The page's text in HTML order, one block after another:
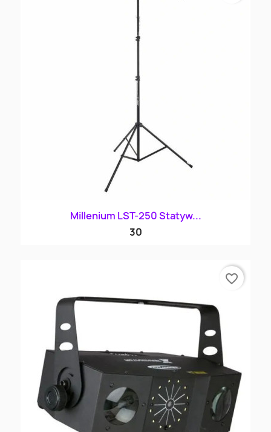
Millenium LST-250 Statyw...
30
favorite_border